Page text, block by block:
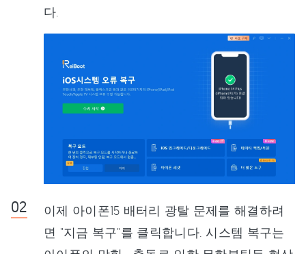
다.
이제 아이폰15 배터리 광탈 문제를 해결하려
면 "지금 복구"를 클릭합니다. 시스템 복구는